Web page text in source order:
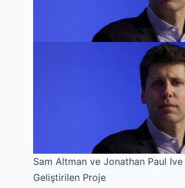
Sam Altman ve Jonathan Paul
Geliştirilen Proje